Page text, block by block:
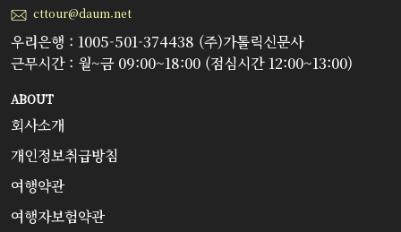
cttour@daum.net
우리은행 : 1005-501-374438 (주)가톨릭신문사
근무시간 : 월~금 09:00~18:00 (점심시간 12:00~13:00)
ABOUT
회사소개
개인정보취급방침
여행약관
여행자보험약관